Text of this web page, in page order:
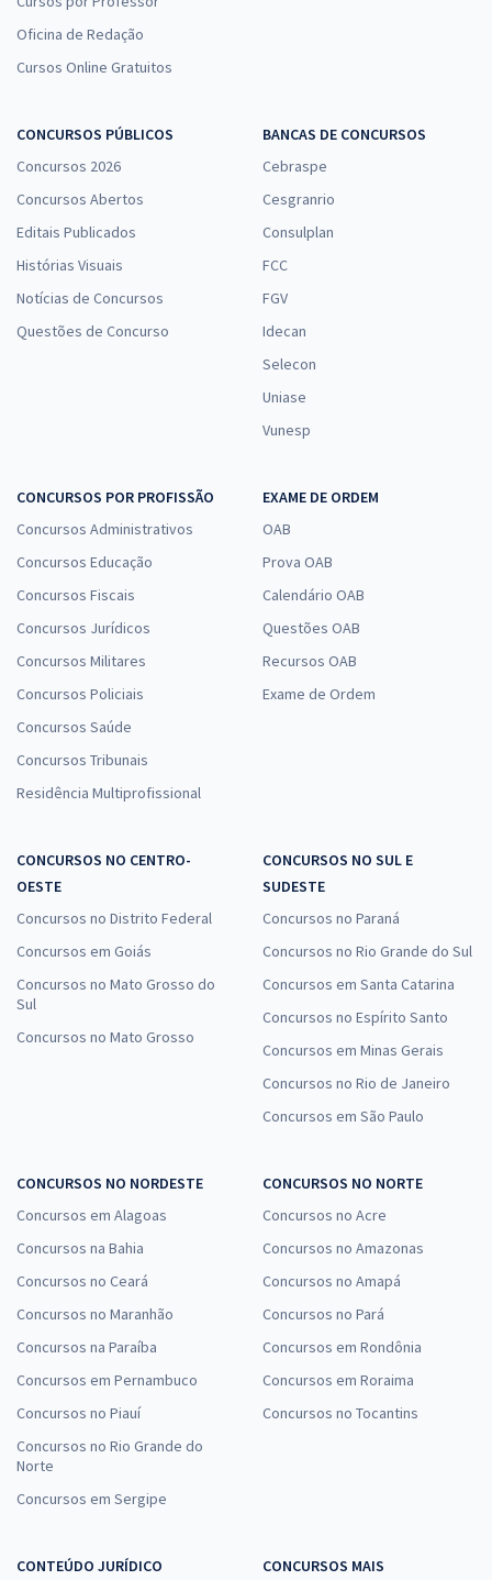
Oficina de Redação
Cursos Online Gratuitos
CONCURSOS PÚBLICOS
Concursos 2026
Concursos Abertos
Editais Publicados
Histórias Visuais
Notícias de Concursos
Questões de Concurso
BANCAS DE CONCURSOS
Cebraspe
Cesgranrio
Consulplan
FCC
FGV
Idecan
Selecon
Uniase
Vunesp
CONCURSOS POR PROFISSÃO
Concursos Administrativos
Concursos Educação
Concursos Fiscais
Concursos Jurídicos
Concursos Militares
Concursos Policiais
Concursos Saúde
Concursos Tribunais
Residência Multiprofissional
EXAME DE ORDEM
OAB
Prova OAB
Calendário OAB
Questões OAB
Recursos OAB
Exame de Ordem
CONCURSOS NO CENTRO-
OESTE
Concursos no Distrito Federal
Concursos em Goiás
Concursos no Mato Grosso do
Sul
Concursos no Mato Grosso
CONCURSOS NO SUL E
SUDESTE
Concursos no Paraná
Concursos no Rio Grande do Sul
Concursos em Santa Catarina
Concursos no Espírito Santo
Concursos em Minas Gerais
Concursos no Rio de Janeiro
Concursos em São Paulo
CONCURSOS NO NORDESTE
Concursos em Alagoas
Concursos na Bahia
Concursos no Ceará
Concursos no Maranhão
Concursos na Paraíba
Concursos em Pernambuco
Concursos no Piauí
Concursos no Rio Grande do
Norte
Concursos em Sergipe
CONCURSOS NO NORTE
Concursos no Acre
Concursos no Amazonas
Concursos no Amapá
Concursos no Pará
Concursos em Rondônia
Concursos em Roraima
Concursos no Tocantins
CONTEÚDO JURÍDICO
CONCURSOS MAIS